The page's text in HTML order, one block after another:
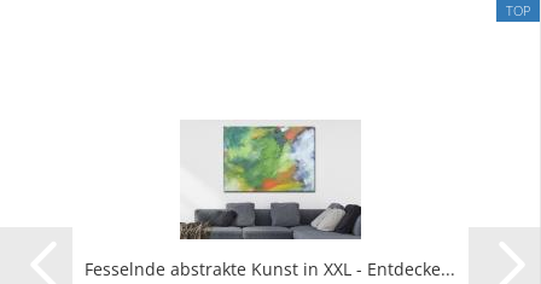
TOP
Fes­seln­de abs­trak­te Kunst in XXL - Ent­de­cke...